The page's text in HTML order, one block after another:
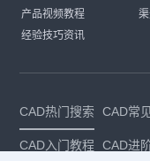
产品视频教程
经验技巧资讯
CAD热门搜索 CAD常
CAD入门教程 CAD进